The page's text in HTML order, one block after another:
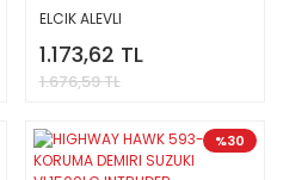
ELCIK ALEVLI
1.173,62 TL
1.676,59 TL
%30